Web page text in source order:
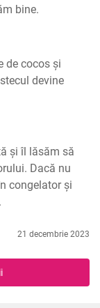
bine.
de cocos și
devine
și îl lăsăm să
Dacă nu
congelator și
21 decembrie 2023